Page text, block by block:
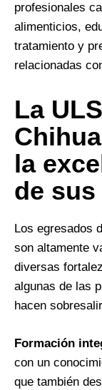
profesionales
alimenticios,
tratamiento y
relacionadas
La
la
de
Los egresados
son altamente
diversas
algunas de las
hacen
Formación
con un
que también